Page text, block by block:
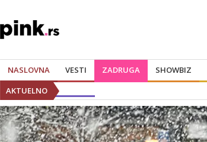
NASLOVNA VESTI ZADRUGA SHOWBIZ
AKTUELNO